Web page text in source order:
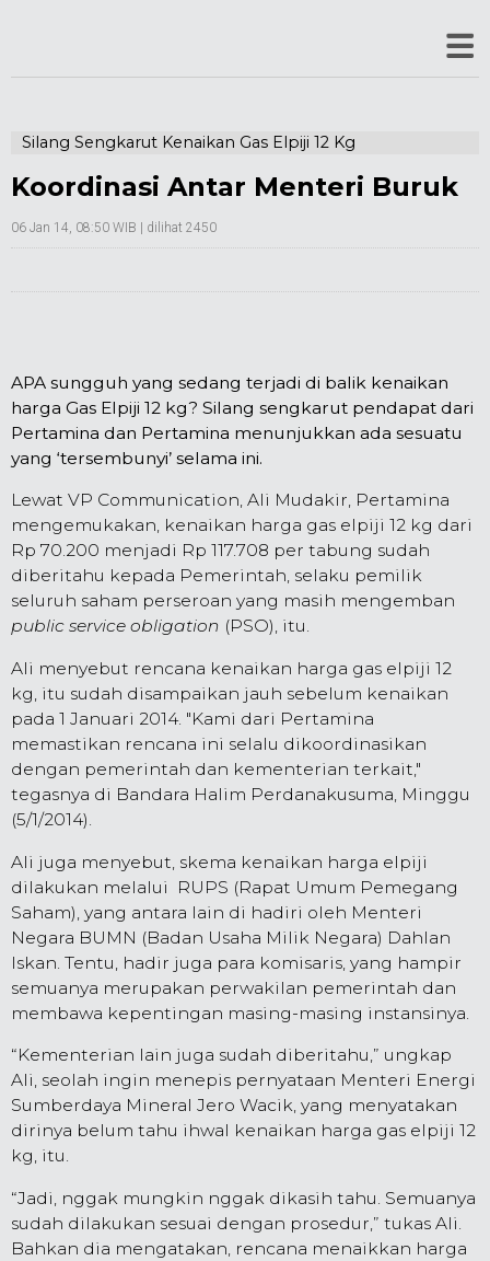
Silang Sengkarut Kenaikan Gas Elpiji 12 Kg
Koordinasi Antar Menteri Buruk
06 Jan 14, 08:50 WIB | dilihat 2450
APA sungguh yang sedang terjadi di balik kenaikan
harga Gas Elpiji 12 kg? Silang sengkarut pendapat dari
Pertamina dan Pertamina menunjukkan ada sesuatu
yang ‘tersembunyi’ selama ini.
Lewat VP Communication, Ali Mudakir, Pertamina
mengemukakan, kenaikan harga gas elpiji 12 kg dari
Rp 70.200 menjadi Rp 117.708 per tabung sudah
diberitahu kepada Pemerintah, selaku pemilik
seluruh saham perseroan yang masih mengemban
public service obligation (PSO), itu.
Ali menyebut rencana kenaikan harga gas elpiji 12
kg, itu sudah disampaikan jauh sebelum kenaikan
pada 1 Januari 2014. "Kami dari Pertamina
memastikan rencana ini selalu dikoordinasikan
dengan pemerintah dan kementerian terkait,"
tegasnya di Bandara Halim Perdanakusuma, Minggu
(5/1/2014).
Ali juga menyebut, skema kenaikan harga elpiji
dilakukan melalui RUPS (Rapat Umum Pemegang
Saham), yang antara lain di hadiri oleh Menteri
Negara BUMN (Badan Usaha Milik Negara) Dahlan
Iskan. Tentu, hadir juga para komisaris, yang hampir
semuanya merupakan perwakilan pemerintah dan
membawa kepentingan masing-masing instansinya.
“Kementerian lain juga sudah diberitahu,” ungkap
Ali, seolah ingin menepis pernyataan Menteri Energi
Sumberdaya Mineral Jero Wacik, yang menyatakan
dirinya belum tahu ihwal kenaikan harga gas elpiji 12
kg, itu.
“Jadi, nggak mungkin nggak dikasih tahu. Semuanya
sudah dilakukan sesuai dengan prosedur,” tukas Ali.
Bahkan dia mengatakan, rencana menaikkan harga